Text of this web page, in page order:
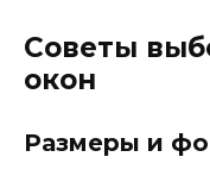
Советы
окон
Размеры и